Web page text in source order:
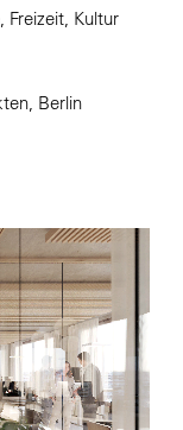
Freizeit, Kultur
Berlin